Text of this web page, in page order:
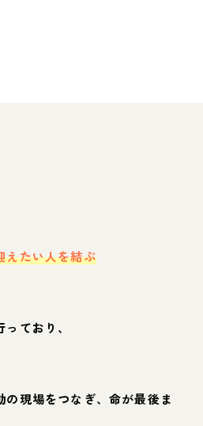
えたい人を結ぶ
ており、
現場をつなぎ、命が最後ま